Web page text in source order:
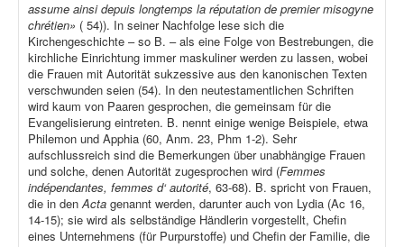
assume ainsi depuis longtemps la réputation de premier misogyne
chrétien» ( 54)). In seiner Nachfolge lese sich die
Kirchengeschichte – so B. – als eine Folge von Bestrebungen, die
kirchliche Einrichtung immer maskuliner werden zu lassen, wobei
die Frauen mit Autorität sukzessive aus den kanonischen Texten
verschwunden seien (54). In den neutestamentlichen Schriften
wird kaum von Paaren gesprochen, die gemeinsam für die
Evangelisierung eintreten. B. nennt einige wenige Beispiele, etwa
Philemon und Apphia (60, Anm. 23, Phm 1-2). Sehr
aufschlussreich sind die Bemerkungen über unabhängige Frauen
und solche, denen Autorität zugesprochen wird (Femmes
indépendantes, femmes d‘ autorité, 63-68). B. spricht von Frauen,
die in denActa genannt werden, darunter auch von Lydia (Ac 16,
14-15); sie wird als selbständige Händlerin vorgestellt, Chefin
eines Unternehmens (für Purpurstoffe) und Chefin der Familie, die